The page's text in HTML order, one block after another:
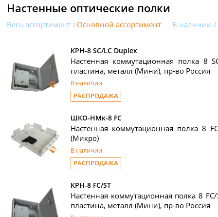
Настенные оптические полки
Весь ассортимент Основной ассортимент В наличии
КРН-8 SC/LC Duplex
Настенная коммутационная полка 8
пластина, металл (Мини), пр-во Россия
В наличии
РАСПРОДАЖА
ШКО-НМк-8 FC
Настенная коммутационная полка 8
(Микро)
В наличии
РАСПРОДАЖА
КРН-8 FC/ST
Настенная коммутационная полка 8
пластина, металл (Мини), пр-во Россия